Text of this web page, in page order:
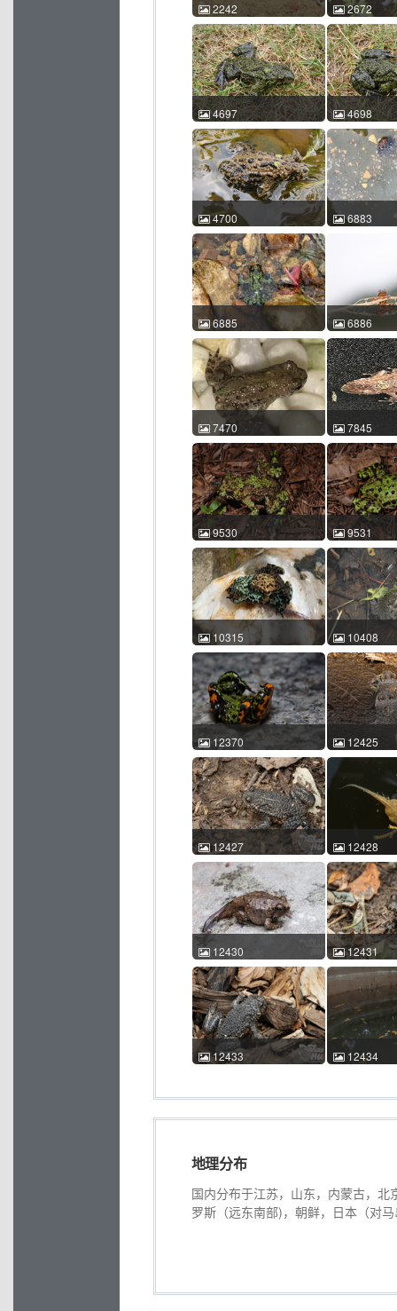
2242
东方铃蟾 Bombina
orientalis 郑渝池 2005-06-
02 11:19:01 中国山东 ACM
id:2242
2672
东方铃蟾
orientalis 杨
28 13:17:03
id:2672
4697
东方铃蟾 Bombina
orientalis 车静 2007-06-09
12:18:05 中国北京 ACM
id:4697
4698
东方铃蟾
orientalis 车
12:18:13 中
id:4698
4700
东方铃蟾 Bombina
orientalis 车静 2007-06-09
12:33:11 中国北京 ACM
id:4700
6883
6885
东方铃蟾 Bombina
orientalis 陈承 0000-00-00
00:00:00 中国辽宁 ACM
id:6885
6886
东方铃蟾
orientalis 陈
22:02:56 中
id:6886
7470
东方铃蟾 Bombina
orientalis 颜建辉 2017-08-
18 20:17:47 中国山东 ACM
id:7470
7845
东方铃蟾
orientalis 颜
00 00:00:00
id:7845
9530
东方铃蟾 Bombina
orientalis 卢宸祺 卢宸祺
2021-07-07 23:05:39 中国
辽宁 ACM id:9530
9531
东方铃蟾
orientalis 卢
2021-07-07
辽宁 ACM
10315
东方铃蟾 Bombina
orientalis Bergmann
Leandro 2022-08-17
15:16:54 China ACM
id:10315
10408
东方铃蟾
orientalis 张
10:39:19 中
id:10408
12370
东方铃蟾 Bombina
orientalis 赵 一越 2025-08-
03 20:58:46 中国吉林 ACM
id:12370
12425
东方铃蟾
orientalis 胡
13
id:12425
12427
东方铃蟾 Bombina
orientalis 胡家豪 2025-07-
13 17:26:36 中国北京 ACM
id:12427
12428
东方铃蟾
orientalis 胡
13 17:12:25
id:12428
12430
东方铃蟾 Bombina
orientalis 胡家豪 2025-07-
13 17:20:45 中国北京 ACM
id:12430
12431
东方铃蟾
orientalis 胡
13 17:28:17
id:12431
12433
13 17:33:12 中国北京 ACM
id:12433
12434
13 17:42:57
id:12434
地理分布
国内分布于江苏，山东，内蒙古，
罗斯（远东南部)，朝鲜，日本（对